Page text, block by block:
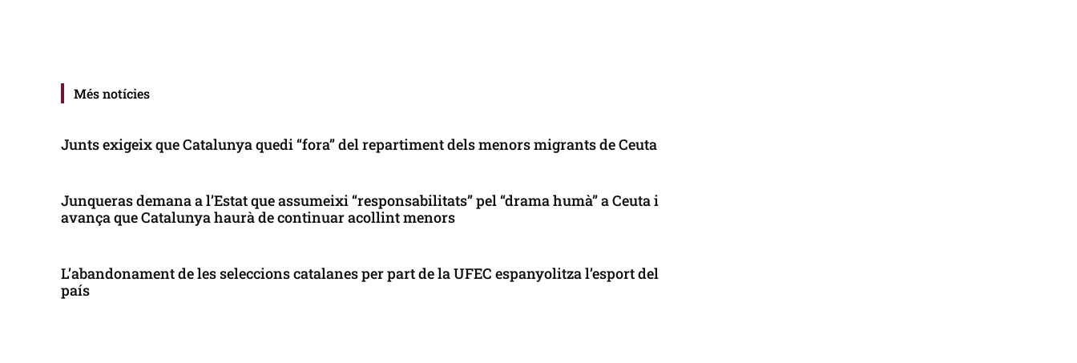
Més notícies
Junts exigeix que Catalunya quedi “fora” del repartiment dels menors migrants de Ceuta
Junqueras demana a l’Estat que assumeixi “responsabilitats” pel “drama humà” a Ceuta i
avança que Catalunya haurà de continuar acollint menors
L’abandonament de les seleccions catalanes per part de la UFEC espanyolitza l’esport del
país